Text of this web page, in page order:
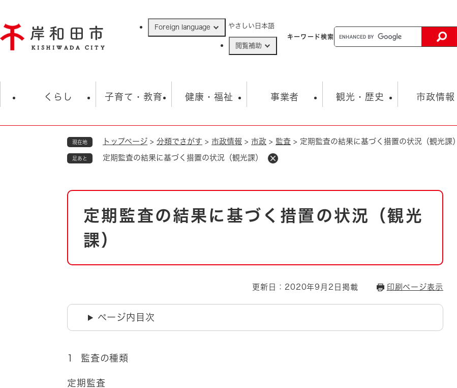
ジ
の
Foreign language やさしい日本語
閲覧補助
キーワード検索
くらし
住民票・戸籍
ごみ・衛生・動物 救急・消防
防災・防犯 上水道・下水道
自然・環境・公園
引っ越し
道路・河川・交通
子育て・教育
学校 子育て
健康・福祉
福祉・健康・生活 生涯学習・スポーツ
事業者
入札・契約情報 まちづくり・協働
環境 福祉・介護
観光・歴史
観光 観光スポット
市政情報
市の概要 総合計画
市政 職員採用情報
市役所・施設の案内
オープンデータ
現在地 トップページ > 分類でさがす > 市政情報 > 市政 > 監査 > 定期監査の結果に基づく措置の状況（観光課）
足あと 定期監査の結果に基づく措置の状況（観光課）
本
定期監査の結果に基づく措置の状況（観光
課）
更新日：2020年9月2日掲載 印刷ページ表示
ページ内目次
1 監査の種類
定期監査